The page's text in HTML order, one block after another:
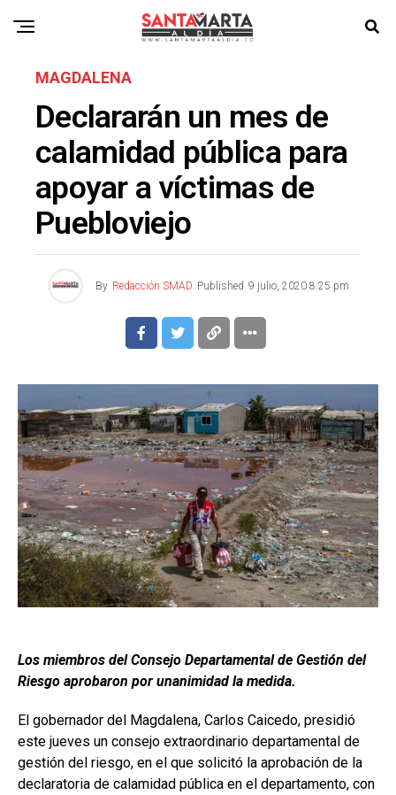
MAGDALENA
Declararán un mes de
calamidad pública para
apoyar a víctimas de
Puebloviejo
By Redacción SMAD Published 9 julio, 2020 8:25 pm
Los miembros del Consejo Departamental de Gestión del
Riesgo aprobaron por unanimidad la medida.
El gobernador del Magdalena, Carlos Caicedo, presidió
este jueves un consejo extraordinario departamental de
gestión del riesgo, en el que solicitó la aprobación de la
declaratoria de calamidad pública en el departamento, con